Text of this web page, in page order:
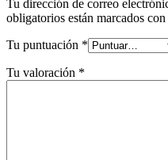
Tu dirección de correo
obligatorios están marcados con
Tu puntuación *
Tu valoración *